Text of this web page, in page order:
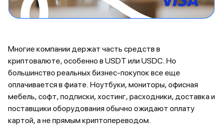
Многие компании держат часть средств в
криптовалюте, особенно в USDT или USDC. Но
большинство реальных бизнес-покупок все еще
оплачивается в фиате. Ноутбуки, мониторы, офисная
мебель, софт, подписки, хостинг, расходники, доставка и
поставщики оборудования обычно ожидают оплату
картой, а не прямым криптопереводом.